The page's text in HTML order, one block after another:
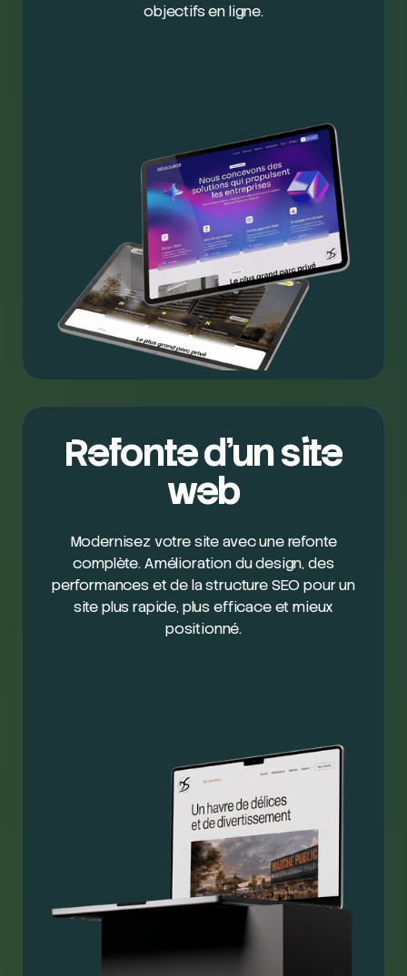
objectifs en ligne.
Refonte d'un site
web
Modernisez votre site avec une refonte
complète. Amélioration du design, des
performances et de la structure SEO pour un
site plus rapide, plus efficace et mieux
positionné.